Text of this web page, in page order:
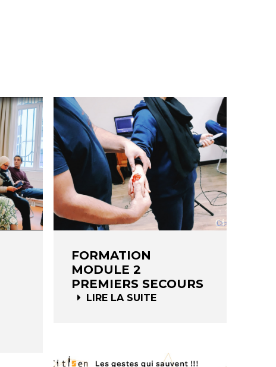
FORMATION
MODULE 2
PREMIERS SECOURS
LIRE LA SUITE